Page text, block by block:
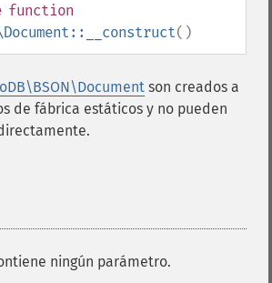
function
()
son creados a
de fábrica estáticos y no pueden
ningún parámetro.